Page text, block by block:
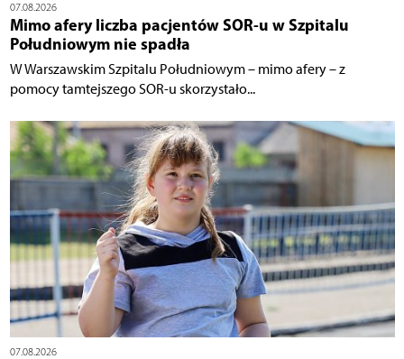
07.08.2026
Mimo afery liczba pacjentów SOR-u w Szpitalu
Południowym nie spadła
W Warszawskim Szpitalu Południowym – mimo afery – z
pomocy tamtejszego SOR-u skorzystało...
07.08.2026